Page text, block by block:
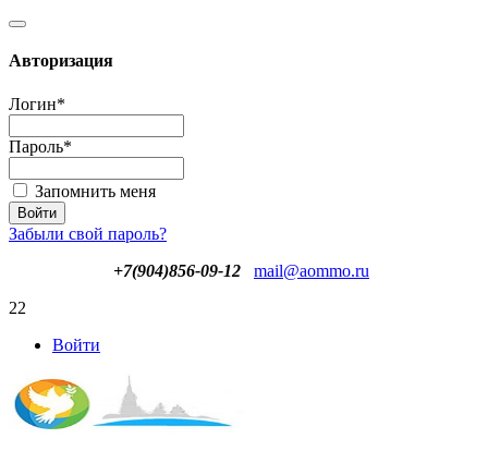
Авторизация
Логин*
Пароль*
Запомнить меня
Забыли свой пароль?
+7(904)856-09-12
mail@aommo.ru
22
Войти